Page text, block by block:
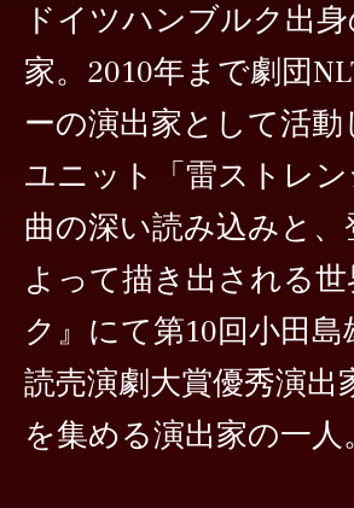
ドイツハンブルク出
家。2010年まで劇団
ーの演出家として活
ユニット「雷ストレ
曲の深い読み込みと
よって描き出される
ク』にて第10回小田
読売演劇大賞優秀演
を集める演出家の一人。